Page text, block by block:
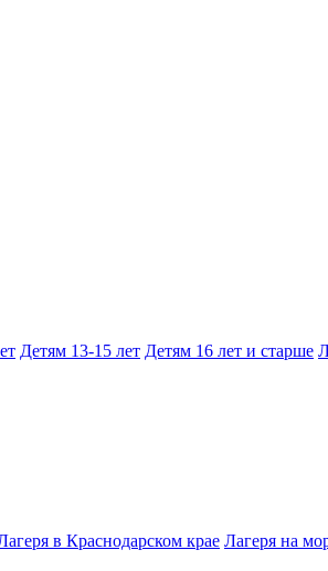
Детям 13-15 лет Детям 16 лет и старше
в Краснодарском крае Лагеря на